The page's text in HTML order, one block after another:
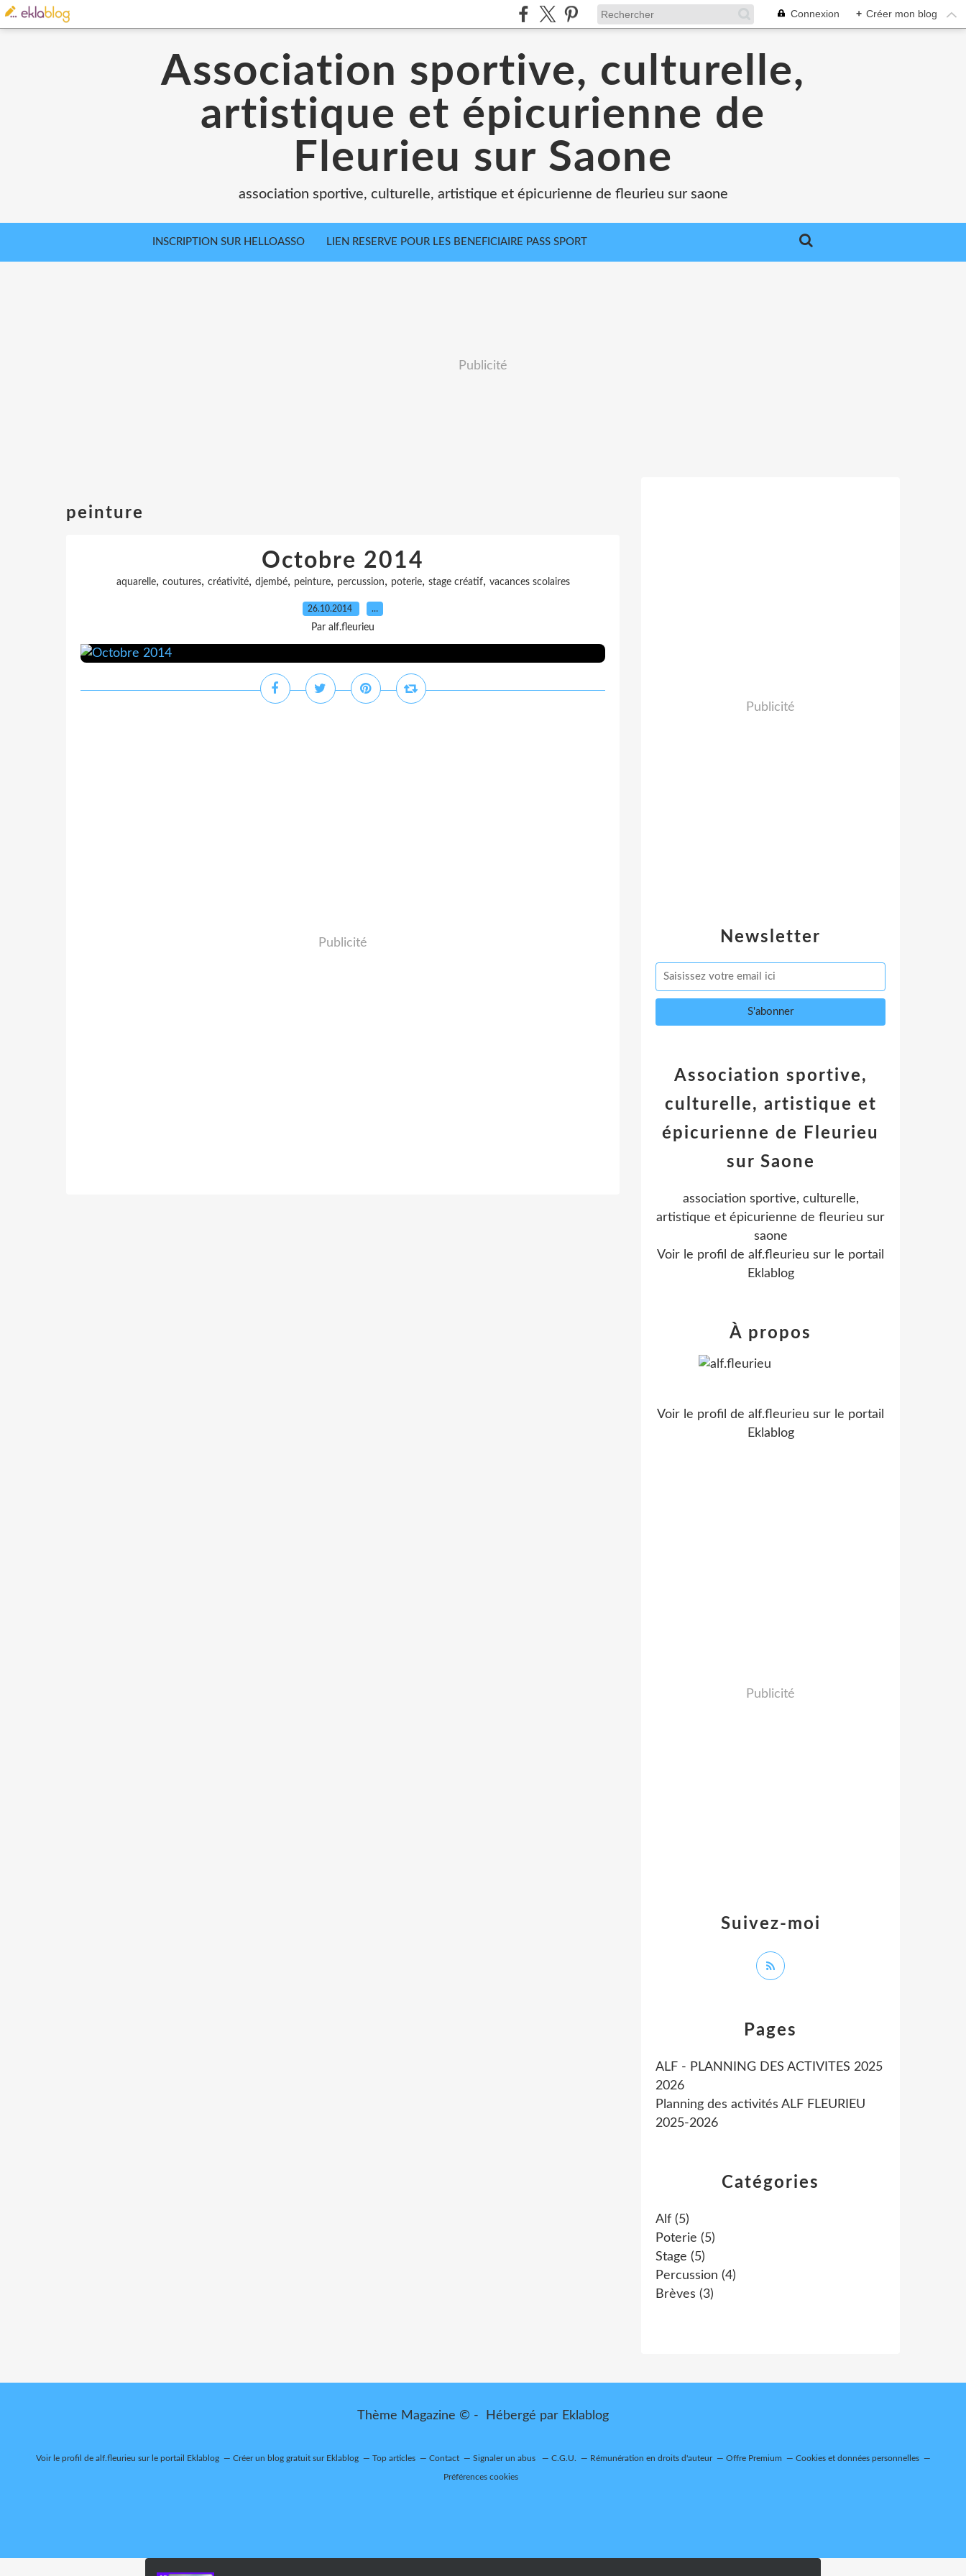
Connexion + Créer mon blog
Association sportive, culturelle,
artistique et épicurienne de
Fleurieu sur Saone
association sportive, culturelle, artistique et épicurienne de fleurieu sur saone
INSCRIPTION SUR HELLOASSO LIEN RESERVE POUR LES BENEFICIAIRE PASS SPORT
Publicité
peinture
Octobre 2014
aquarelle, coutures, créativité, djembé, peinture, percussion, poterie, stage créatif, vacances scolaires
26.10.2014 …
Par alf.fleurieu
Publicité Newsletter
Publicité
Catégories
Alf (5)
Poterie (5)
Stage (5)
Percussion (4)
Brèves (3)
Pages
ALF - PLANNING DES ACTIVITES 2025
2026
Planning des activités ALF FLEURIEU
2025-2026
Association sportive,
culturelle, artistique et
épicurienne de Fleurieu
sur Saone
association sportive, culturelle,
artistique et épicurienne de fleurieu sur
saone
Voir le profil de alf.fleurieu sur le portail
Eklablog
Suivez-moi
À propos
Voir le profil de alf.fleurieu sur le portail
Eklablog
Publicité
Thème Magazine © - Hébergé par Eklablog
Voir le profil de alf.fleurieu sur le portail Eklablog Créer un blog gratuit sur Eklablog Top articles Contact Signaler un abus C.G.U. Rémunération en droits d'auteur Offre Premium Cookies et données personnelles
Préférences cookies